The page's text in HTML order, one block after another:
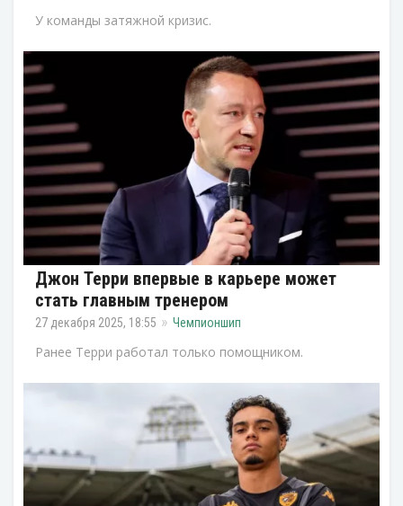
У команды затяжной кризис.
Джон Терри впервые в карьере может
стать главным тренером
27 декабря 2025, 18:55 Чемпионшип
Ранее Терри работал только помощником.